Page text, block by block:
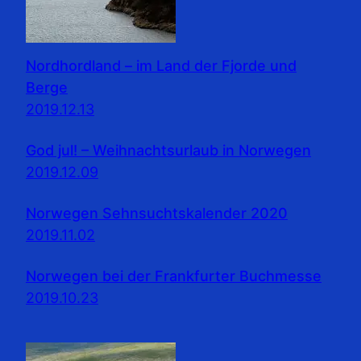
Nordhordland – im Land der Fjorde und
Berge
2019.12.13
God jul! – Weihnachtsurlaub in Norwegen
2019.12.09
Norwegen Sehnsuchtskalender 2020
2019.11.02
Norwegen bei der Frankfurter Buchmesse
2019.10.23